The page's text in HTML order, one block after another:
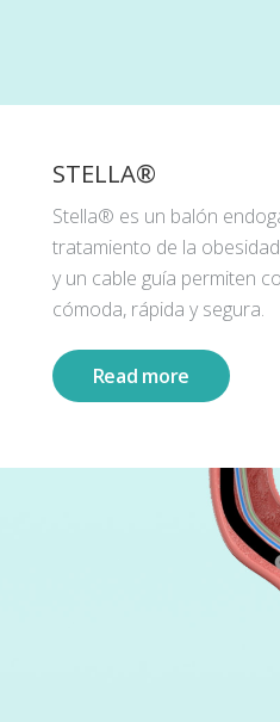
STELLA®
Stella® es un balón
tratamiento de la
y un cable guía permiten
cómoda, rápida y segura.
Read more